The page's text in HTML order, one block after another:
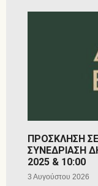
ΠΡΟΣΚΛΗΣΗ
ΣΥΝΕΔΡΙΑΣΗ
2025 & 10:00
3 Αυγούστου 2026